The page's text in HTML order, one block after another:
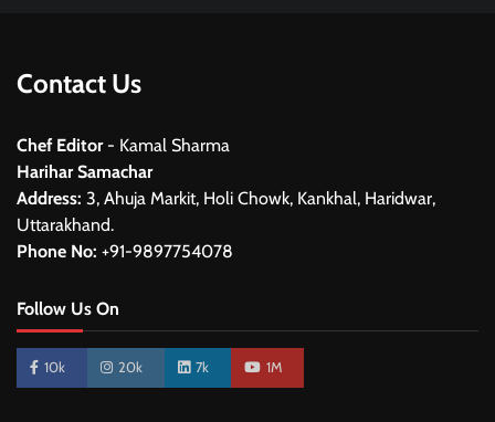
Contact Us
Chef Editor- Kamal Sharma
Harihar Samachar
Address: 3, Ahuja Markit, Holi Chowk, Kankhal, Haridwar,
Uttarakhand.
Phone No: +91-9897754078
Follow Us On
10k 20k 7k 1M